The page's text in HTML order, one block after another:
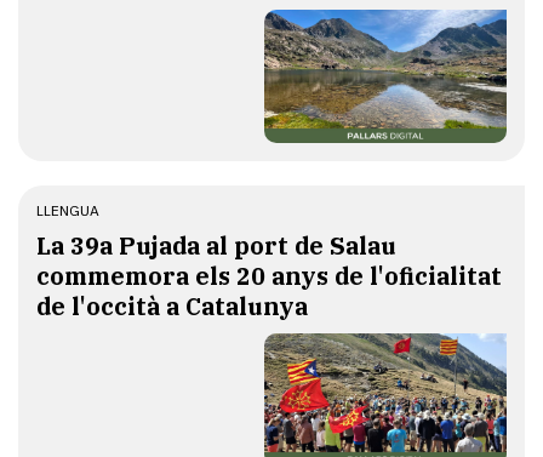
LLENGUA
​La 39a Pujada al port de Salau
commemora els 20 anys de l'oficialitat
de l'occità a Catalunya